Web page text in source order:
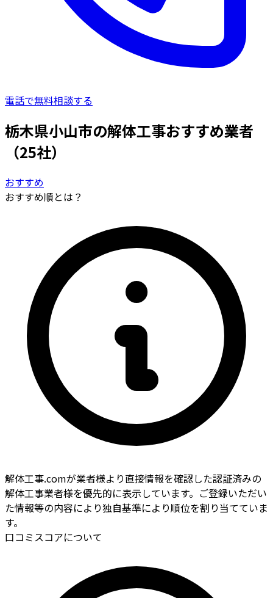
電話で無料相談する
栃木県小山市の解体工事おすすめ業者
（25社）
おすすめ
おすすめ順とは？
解体工事.comが業者様より直接情報を確認した認証済みの
解体工事業者様を優先的に表示しています。ご登録いただい
た情報等の内容により独自基準により順位を割り当てていま
す。
口コミスコアについて